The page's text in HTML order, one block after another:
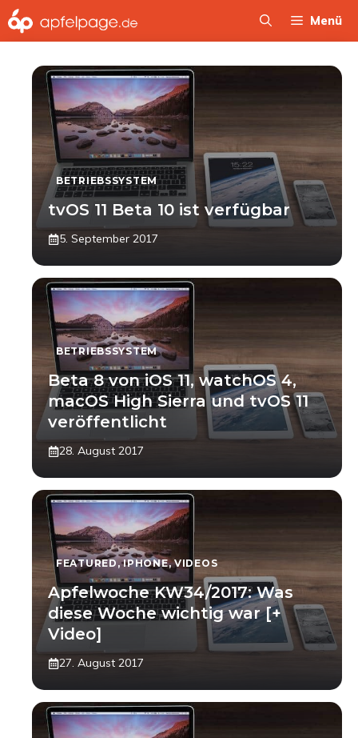
Zum
Inhalt
Menü
BETRIEBSSYSTEM
tvOS 11 Beta 10 ist verfügbar
5. September 2017
BETRIEBSSYSTEM
Beta 8 von iOS 11, watchOS 4,
macOS High Sierra und tvOS 11
veröffentlicht
28. August 2017
FEATURED,IPHONE,VIDEOS
Apfelwoche KW34/2017: Was
diese Woche wichtig war [+
Video]
27. August 2017